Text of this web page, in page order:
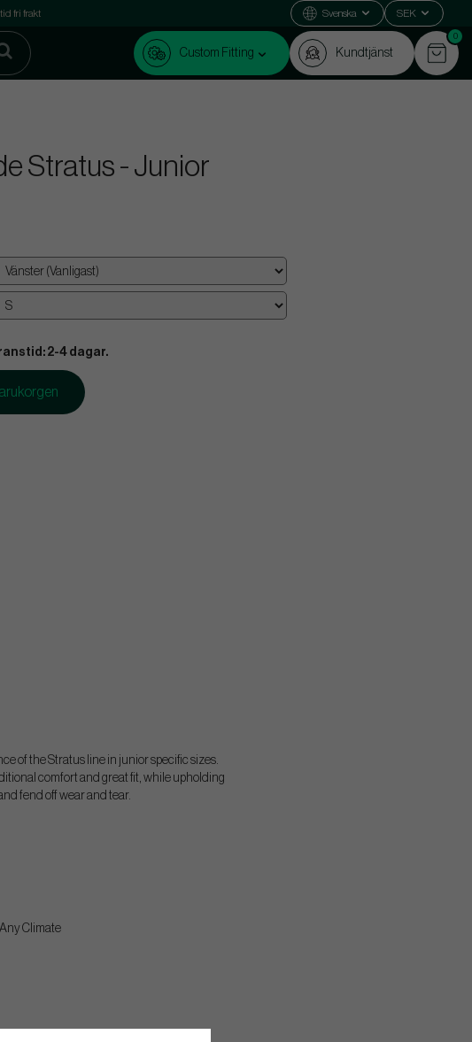
fri frakt Svenska SEK
Custom Fitting Kundtjänst
0
Stratus - Junior
2-4 dagar.
of the Stratus line in junior specific sizes.
comfort and great fit, while upholding
fend off wear and tear.
Climate